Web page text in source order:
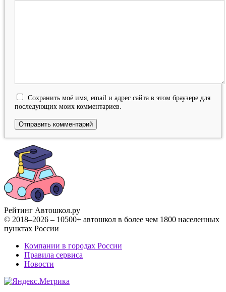
Сохранить моё имя, email и адрес сайта в этом браузере для
последующих моих комментариев.
Рейтинг Автошкол.ру
© 2018–2026 – 10500+ автошкол в более чем 1800 населенных
пунктах России
Компании в городах России
Правила сервиса
Новости